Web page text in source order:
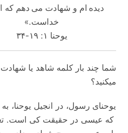
دیده ام و شهادت می دهم که
خداست.»
یوحنا ۱: ۱۹-۳۴
شما چند بار کلمه‌ شاهد یا
میکنید؟
یوحنای رسول، در انجیل یوحنا، به
که عیسی در حقیقت کی است.